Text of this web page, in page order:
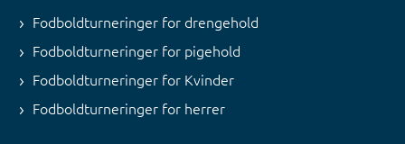
Fodboldturneringer for drengehold
Fodboldturneringer for pigehold
Fodboldturneringer for Kvinder
Fodboldturneringer for herrer